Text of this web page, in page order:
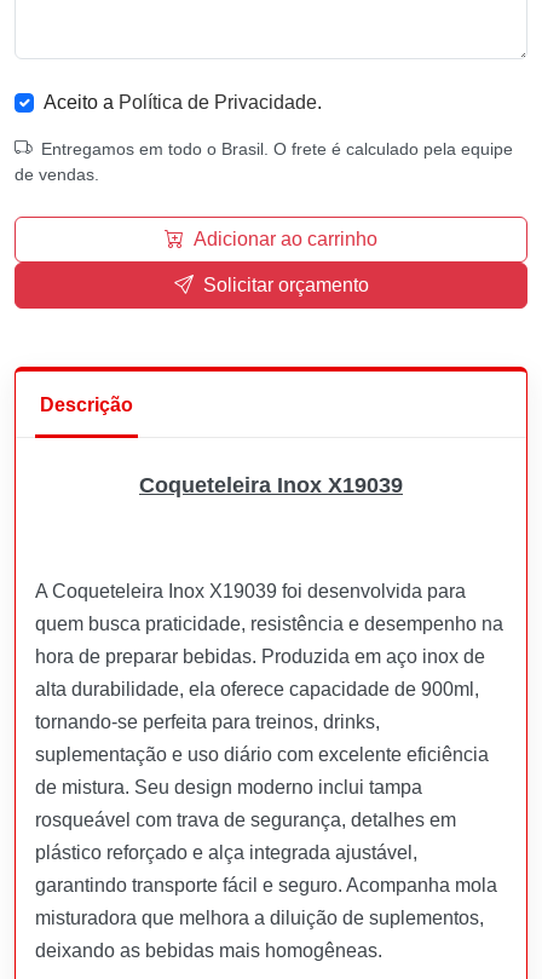
Aceito a Política de Privacidade.
Entregamos em todo o Brasil. O frete é calculado pela equipe
de vendas.
Adicionar ao carrinho
Solicitar orçamento
Descrição
Coqueteleira Inox X19039
A Coqueteleira Inox X19039 foi desenvolvida para
quem busca praticidade, resistência e desempenho na
hora de preparar bebidas. Produzida em aço inox de
alta durabilidade, ela oferece capacidade de 900ml,
tornando-se perfeita para treinos, drinks,
suplementação e uso diário com excelente eficiência
de mistura. Seu design moderno inclui tampa
rosqueável com trava de segurança, detalhes em
plástico reforçado e alça integrada ajustável,
garantindo transporte fácil e seguro. Acompanha mola
misturadora que melhora a diluição de suplementos,
deixando as bebidas mais homogêneas.